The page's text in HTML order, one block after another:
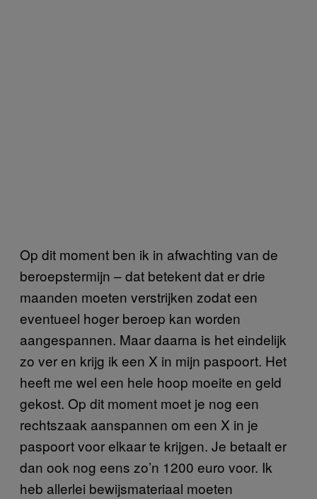
Op dit moment ben ik in afwachting van de
beroepstermijn – dat betekent dat er drie
maanden moeten verstrijken zodat een
eventueel hoger beroep kan worden
aangespannen. Maar daarna is het eindelijk
zo ver en krijg ik een X in mijn paspoort. Het
heeft me wel een hele hoop moeite en geld
gekost. Op dit moment moet je nog een
rechtszaak aanspannen om een X in je
paspoort voor elkaar te krijgen. Je betaalt er
dan ook nog eens zo’n 1200 euro voor. Ik
heb allerlei bewijsmateriaal moeten